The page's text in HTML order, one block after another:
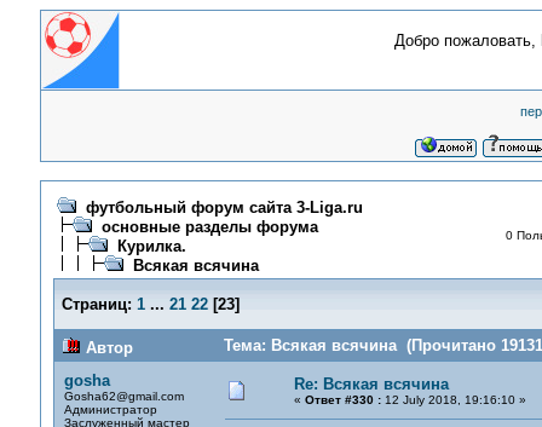
Добро пожаловать,
футбольный форум сайта 3-Liga.ru
основные разделы форума
Курилка.
Всякая всячина
0
Страниц: 1 ... 21 22[23]
Автор
Тема: Всякая всячина (Прочитано
gosha
Gosha62@gmail.com
Администратор
Заслуженный мастер
Re: Всякая всячина
« Ответ #330 :12 July 2018, 19:16:10 »